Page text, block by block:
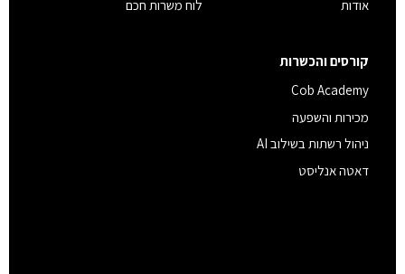
אודות
לוח משרות חכם
קורסים והכשרות
Cob Academy
מכירות והשפעה
ניהול רשתות בשילוב AI
דאטה אנליסט